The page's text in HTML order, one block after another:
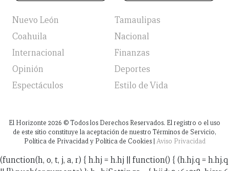
Nuevo León
Tamaulipas
Coahuila
Nacional
Internacional
Finanzas
Opinión
Deportes
Espectáculos
Estilo de Vida
El Horizonte 2026 © Todos los Derechos Reservados. El registro o el uso
de este sitio constituye la aceptación de nuestro Términos de Servicio,
Política de Privacidad y Política de Cookies | Aviso Privacidad
(function(h, o, t, j, a, r) { h.hj = h.hj || function() { (h.hj.q = h.hj.q